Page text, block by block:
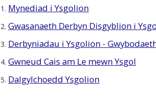
1. Mynediad i Ysgolion
2.Gwasanaeth Derbyn Disgyblion i
3. Derbyniadau i Ysgolion -
4.Gwneud Cais am Le mewn Ysgol
5. Dalgylchoedd Ysgolion